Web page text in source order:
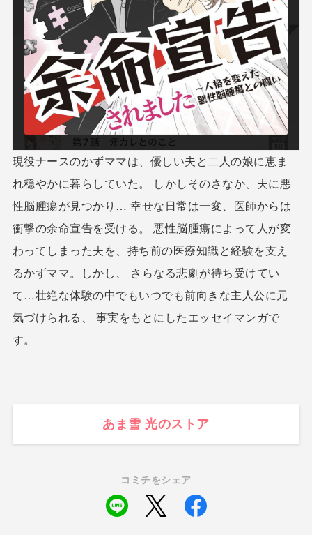
現役ナースのかずママは、優しい夫と二人の娘に恵ま
れ穏やかに暮らしていた。 しかしそのさなか、夫に悪
性脳腫瘍が見つかり… 幸せな日常は一変、医師からは
衝撃の余命宣告を受ける。 悪性脳腫瘍によって人が変
わってしまった夫を、持ち前の医療知識と経験を支え
るかずママ。しかし、 さらなる悲劇が待ち受けてい
て…壮絶な体験の中でもいつでも前向きな主人公に元
気づけられる、 事実をもとにしたエッセイマンガで
す。
あま雪 光のストア
コミチをシェア